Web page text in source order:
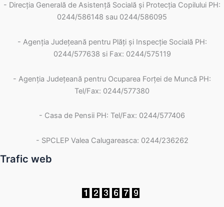
- Direcția Generală de Asistență Socială și Protecția Copilului PH:
0244/586148 sau 0244/586095
- Agenția Județeană pentru Plăți și Inspecție Socială PH:
0244/577638 si Fax: 0244/575119
- Agenţia Judeţeană pentru Ocuparea Forţei de Muncă PH:
Tel/Fax: 0244/577380
- Casa de Pensii PH: Tel/Fax: 0244/577406
- SPCLEP Valea Calugareasca: 0244/236262
Trafic web